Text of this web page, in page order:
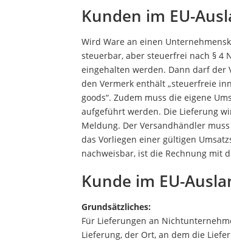
Kunden im EU-
Wird Ware an einen
steuerbar, aber steuerfrei nach § 4
eingehalten werden. Dann darf der
den Vermerk enthält „steuerfreie
goods“. Zudem muss die eigene
aufgeführt werden. Die Lieferung
Meldung. Der Versandhändler
das Vorliegen einer gültigen
nachweisbar, ist die Rechnung mit
Kunde im EU-
Grundsätzliches:
Für Lieferungen an
Lieferung, der Ort, an dem die